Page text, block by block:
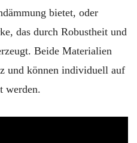
bietet, oder
das durch Robustheit und
Beide Materialien
und können individuell auf
werden.